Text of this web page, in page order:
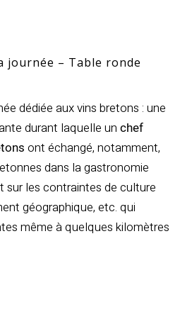
journée – Table ronde
dédiée aux vins bretons : une
durant laquelle un chef
ont échangé, notamment,
dans la gastronomie
sur les contraintes de culture
géographique, etc. qui
même à quelques kilomètres